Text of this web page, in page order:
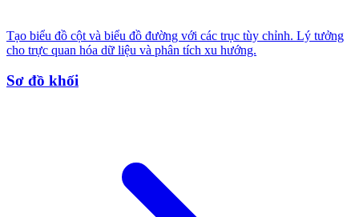
Tạo biểu đồ cột và biểu đồ đường với các trục tùy chỉnh. Lý tưởng
cho trực quan hóa dữ liệu và phân tích xu hướng.
Sơ đồ khối